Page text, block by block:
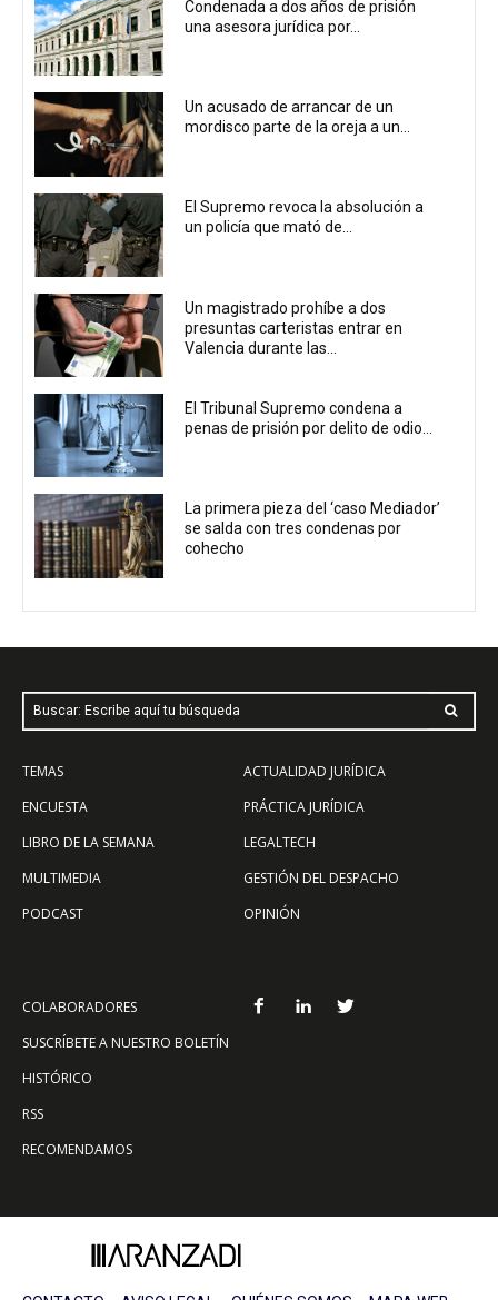
Condenada a dos años de prisión
una asesora jurídica por...
Un acusado de arrancar de un
mordisco parte de la oreja a un...
El Supremo revoca la absolución a
un policía que mató de...
Un magistrado prohíbe a dos
presuntas carteristas entrar en
Valencia durante las...
El Tribunal Supremo condena a
penas de prisión por delito de odio...
La primera pieza del ‘caso Mediador’
se salda con tres condenas por
cohecho
Buscar: Escribe aquí tu búsqueda
TEMAS
ENCUESTA
LIBRO DE LA SEMANA
MULTIMEDIA
PODCAST
ACTUALIDAD JURÍDICA
PRÁCTICA JURÍDICA
LEGALTECH
GESTIÓN DEL DESPACHO
OPINIÓN
COLABORADORES
SUSCRÍBETE A NUESTRO BOLETÍN
HISTÓRICO
RSS
RECOMENDAMOS